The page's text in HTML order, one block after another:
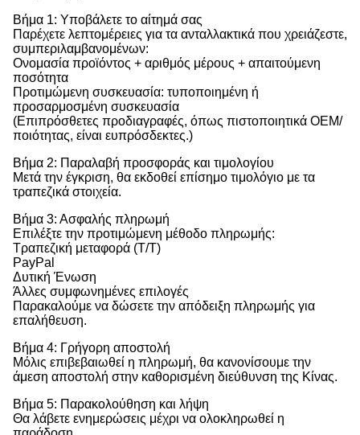
Βήμα 1: Υποβάλετε το αίτημά σας
Παρέχετε λεπτομέρειες για τα ανταλλακτικά που χρειάζεστε,
συμπεριλαμβανομένων:
Ονομασία προϊόντος + αριθμός μέρους + απαιτούμενη
ποσότητα
Προτιμώμενη συσκευασία: τυποποιημένη ή
προσαρμοσμένη συσκευασία
(Επιπρόσθετες προδιαγραφές, όπως πιστοποιητικά OEM/
ποιότητας, είναι ευπρόσδεκτες.)
Βήμα 2: Παραλαβή προσφοράς και τιμολογίου
Μετά την έγκριση, θα εκδοθεί επίσημο τιμολόγιο με τα
τραπεζικά στοιχεία.
Βήμα 3: Ασφαλής πληρωμή
Επιλέξτε την προτιμώμενη μέθοδο πληρωμής:
Τραπεζική μεταφορά (T/T)
PayPal
Δυτική Ένωση
Άλλες συμφωνημένες επιλογές
Παρακαλούμε να δώσετε την απόδειξη πληρωμής για
επαλήθευση.
Βήμα 4: Γρήγορη αποστολή
Μόλις επιβεβαιωθεί η πληρωμή, θα κανονίσουμε την
άμεση αποστολή στην καθορισμένη διεύθυνση της Κίνας.
Βήμα 5: Παρακολούθηση και λήψη
Θα λάβετε ενημερώσεις μέχρι να ολοκληρωθεί η